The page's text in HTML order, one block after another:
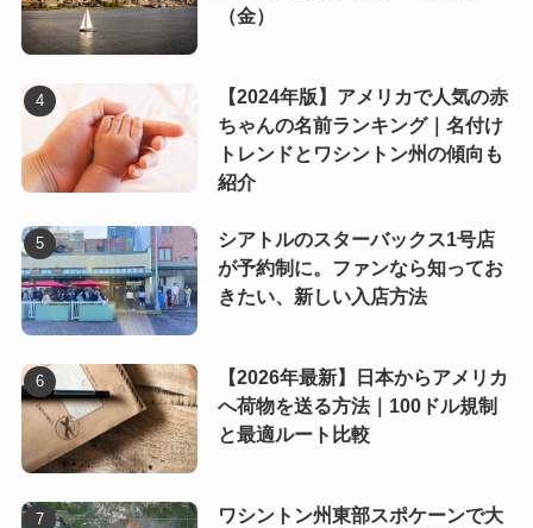
（金）
【2024年版】アメリカで人気の赤
ちゃんの名前ランキング｜名付け
トレンドとワシントン州の傾向も
紹介
シアトルのスターバックス1号店
が予約制に。ファンなら知ってお
きたい、新しい入店方法
【2026年最新】日本からアメリカ
へ荷物を送る方法｜100ドル規制
と最適ルート比較
ワシントン州東部スポケーンで大